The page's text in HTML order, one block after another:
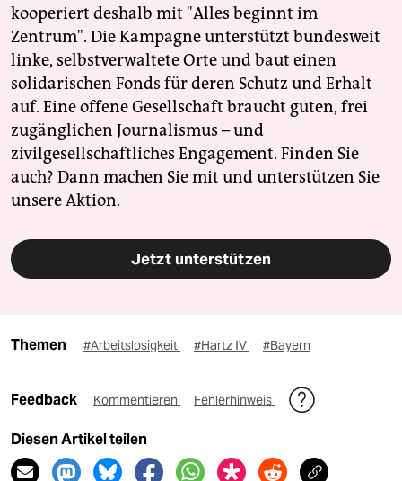
kooperiert deshalb mit "Alles beginnt im
Zentrum". Die Kampagne unterstützt bundesweit
linke, selbstverwaltete Orte und baut einen
solidarischen Fonds für deren Schutz und Erhalt
auf. Eine offene Gesellschaft braucht guten, frei
zugänglichen Journalismus – und
zivilgesellschaftliches Engagement. Finden Sie
auch? Dann machen Sie mit und unterstützen Sie
unsere Aktion.
Jetzt unterstützen
Themen #Arbeitslosigkeit #Hartz IV #Bayern
Feedback Kommentieren Fehlerhinweis
Diesen Artikel teilen